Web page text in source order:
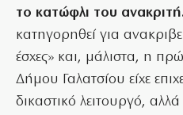
το κατώφλι του
κατηγορηθεί για
έσχες» και, μάλιστα, η
Δήμου Γαλατσίου είχε
δικαστικό λειτουργό,